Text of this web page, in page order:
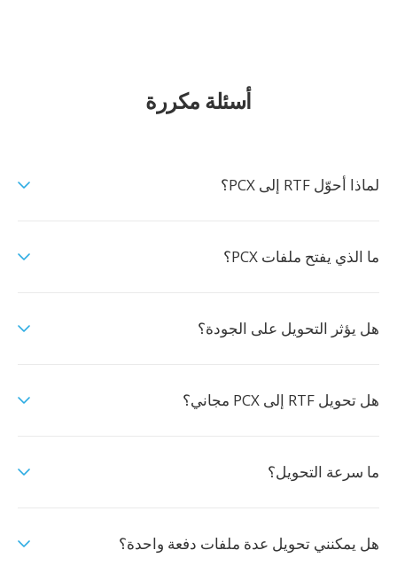
أسئلة مكررة
لماذا أحوّل RTF إلى PCX؟
ما الذي يفتح ملفات PCX؟
هل يؤثر التحويل على الجودة؟
هل تحويل RTF إلى PCX مجاني؟
ما سرعة التحويل؟
هل يمكنني تحويل عدة ملفات دفعة واحدة؟